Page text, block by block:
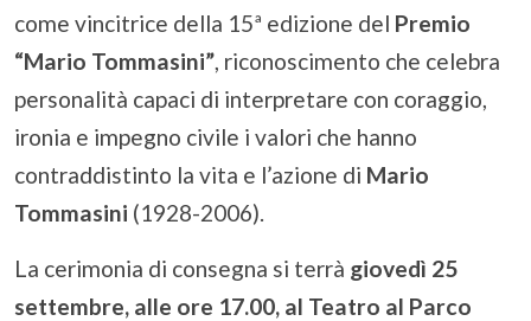
come vincitrice della 15ª edizione del Premio
“Mario Tommasini”, riconoscimento che celebra
personalità capaci di interpretare con coraggio,
ironia e impegno civile i valori che hanno
contraddistinto la vita e l’azione di Mario
Tommasini (1928-2006).
La cerimonia di consegna si terrà giovedì 25
settembre, alle ore 17.00, al Teatro al Parco